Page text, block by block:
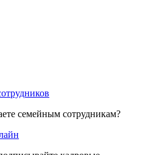
семейным сотрудникам?